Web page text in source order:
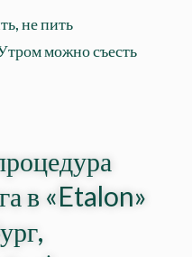
не пить
можно съесть
в «Etalon»